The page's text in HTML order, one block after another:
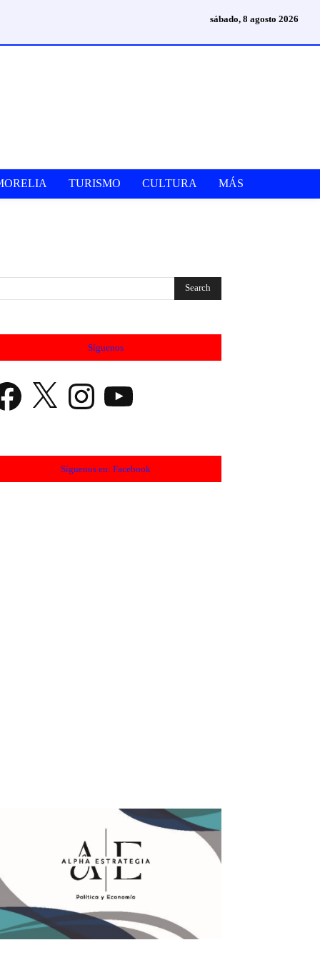
sábado, 8 agosto 2026
TURISMO CULTURA MÁS
Síguenos
X Instagram
Síguenos en: Facebook